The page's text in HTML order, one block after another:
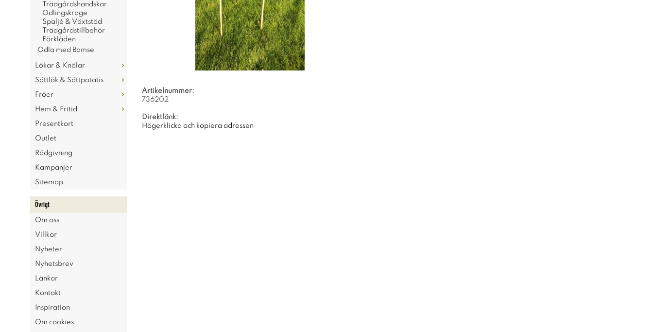
Trädgårdshandskar
Odlingskrage
Spaljé & Växtstöd
Trädgårdstillbehör
Förkläden
Odla med Bamse
Lökar & Knölar
Sättlök & Sättpotatis
Fröer
Hem & Fritid
Presentkort
Outlet
Rådgivning
Kampanjer
Sitemap
Övrigt
Om oss
Villkor
Nyheter
Nyhetsbrev
Länkar
Kontakt
Inspiration
Om cookies
Artikelnummer:
736202
Direktlänk:
Högerklicka och kopiera adressen